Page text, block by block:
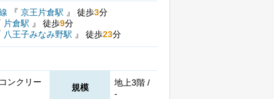
『 京王片倉駅 』 徒歩3分
片倉駅 』 徒歩9分
八王子みなみ野駅 』 徒歩23分
ンクリー
規模
地上3階 /
-